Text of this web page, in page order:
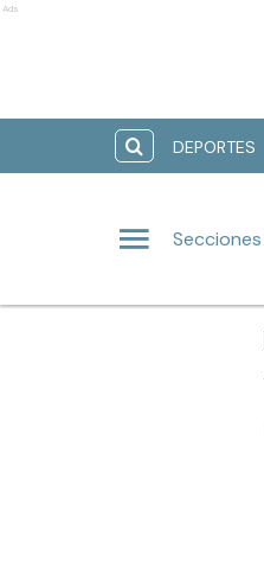
Ads
DEPORTES
Secciones